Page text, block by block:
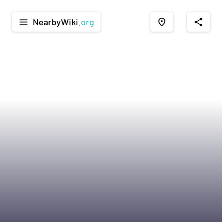
menu NearbyWiki .org place share